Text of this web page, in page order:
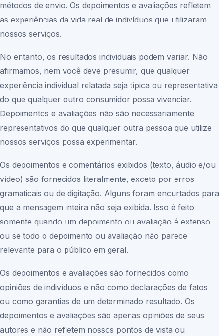
métodos de envio. Os depoimentos e avaliações refletem
as experiências da vida real de indivíduos que utilizaram
nossos serviços.
No entanto, os resultados individuais podem variar. Não
afirmamos, nem você deve presumir, que qualquer
experiência individual relatada seja típica ou representativa
do que qualquer outro consumidor possa vivenciar.
Depoimentos e avaliações não são necessariamente
representativos do que qualquer outra pessoa que utilize
nossos serviços possa experimentar.
Os depoimentos e comentários exibidos (texto, áudio e/ou
vídeo) são fornecidos literalmente, exceto por erros
gramaticais ou de digitação. Alguns foram encurtados para
que a mensagem inteira não seja exibida. Isso é feito
somente quando um depoimento ou avaliação é extenso
ou se todo o depoimento ou avaliação não parece
relevante para o público em geral.
Os depoimentos e avaliações são fornecidos como
opiniões de indivíduos e não como declarações de fatos
ou como garantias de um determinado resultado. Os
depoimentos e avaliações são apenas opiniões de seus
autores e não refletem nossos pontos de vista ou